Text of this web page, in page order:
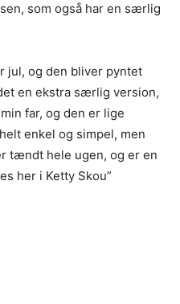
som også har en særlig
jul, og den bliver pyntet
en ekstra særlig version,
far, og den er lige
enkel og simpel, men
tændt hele ugen, og er en
her i Ketty Skou”